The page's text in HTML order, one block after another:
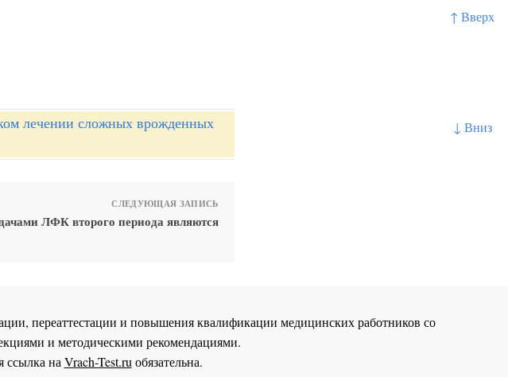
↑ Вверх
↓ Вниз
лечении сложных врожденных
СЛЕДУЮЩАЯ ЗАПИСЬ
ЛФК второго периода являются
переаттестации и повышения квалификации медицинских работников со
и методическими рекомендациями.
ссылка на Vrach-Test.ru обязательна.